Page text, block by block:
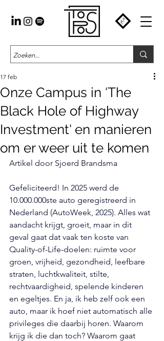
Onze Campus in ‘The
Black Hole of Highway
Investment' en manieren
om er weer uit te komen
17 feb
Artikel door Sjoerd Brandsma
Gefeliciteerd! In 2025 werd de
10.000.000ste auto geregistreerd in
Nederland (AutoWeek, 2025). Alles wat
aandacht krijgt, groeit, maar in dit
geval gaat dat vaak ten koste van
Quality-of-Life-doelen: ruimte voor
groen, vrijheid, gezondheid, leefbare
straten, luchtkwaliteit, stilte,
rechtvaardigheid, spelende kinderen
en egeltjes. En ja, ik heb zelf ook een
auto, maar ik hoef niet automatisch alle
privileges die daarbij horen. Waarom
krijg ik die dan toch? Waarom gaat